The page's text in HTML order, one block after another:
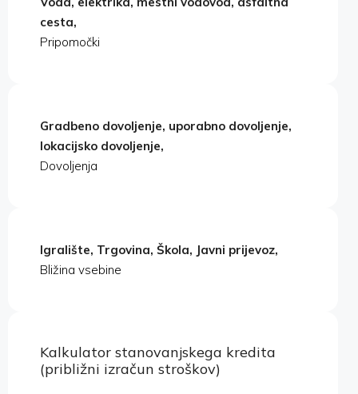
cesta,
Pripomočki
Gradbeno dovoljenje, uporabno dovoljenje,
lokacijsko dovoljenje,
Dovoljenja
Igralište, Trgovina, Škola, Javni prijevoz,
Bližina vsebine
Kalkulator stanovanjskega kredita
(približni izračun stroškov)